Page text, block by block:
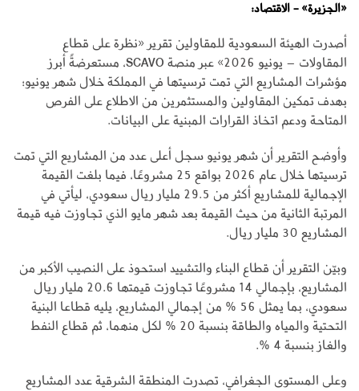
«الجزيرة» - الاقتصاد:
أصدرت الهيئة السعودية للمقاولين تقرير «نظرة على قطاع
المقاولات – يونيو 2026» عبر منصة SCAVO، مستعرضةً أبرز
مؤشرات المشاريع التي تمت ترسيتها في المملكة خلال شهر يونيو؛
بهدف تمكين المقاولين والمستثمرين من الاطلاع على الفرص
المتاحة ودعم اتخاذ القرارات المبنية على البيانات.
وأوضح التقرير أن شهر يونيو سجل أعلى عدد من المشاريع التي تمت
ترسيتها خلال عام 2026 بواقع 25 مشروعًا، فيما بلغت القيمة
الإجمالية للمشاريع أكثر من 29.5 مليار ريال سعودي، ليأتي في
المرتبة الثانية من حيث القيمة بعد شهر مايو الذي تجاوزت فيه قيمة
المشاريع 30 مليار ريال.
وبيّن التقرير أن قطاع البناء والتشييد استحوذ على النصيب الأكبر من
المشاريع، بإجمالي 14 مشروعًا تجاوزت قيمتها 20.6 مليار ريال
سعودي، بما يمثل 56 % من إجمالي المشاريع، يليه قطاعا البنية
التحتية والمياه والطاقة بنسبة 20 % لكل منهما، ثم قطاع النفط
والغاز بنسبة 4 %.
وعلى المستوى الجغرافي، تصدرت المنطقة الشرقية عدد المشاريع